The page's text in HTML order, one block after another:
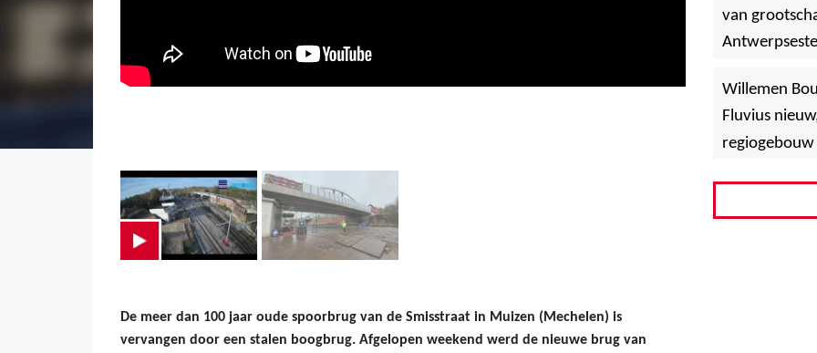
De meer dan 100 jaar oude spoorbrug van de Smisstraat in Muizen (Mechelen) is
vervangen door een stalen boogbrug. Afgelopen weekend werd de nieuwe brug van
van
Willemen
Fluvius